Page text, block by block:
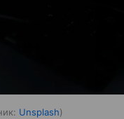
Unsplash